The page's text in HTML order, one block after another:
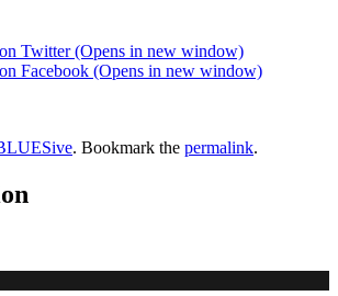
Twitter (Opens in new window)
Facebook (Opens in new window)
. Bookmark the permalink.